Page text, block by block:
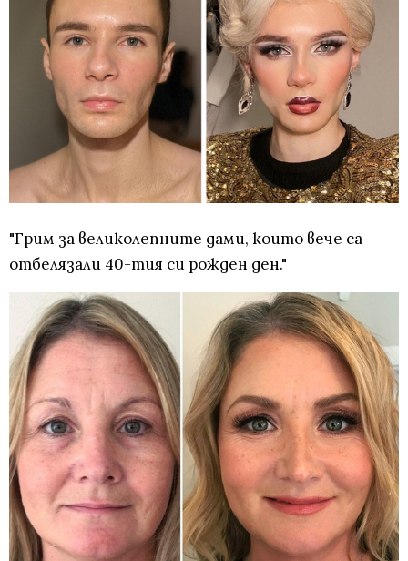
"Грим за великолепните дами, които вече са
отбелязали 40-тия си рожден ден."